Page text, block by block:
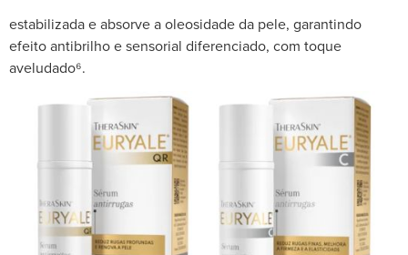
estabilizada e absorve a oleosidade da pele, garantindo
efeito antibrilho e sensorial diferenciado, com toque
aveludado⁶.